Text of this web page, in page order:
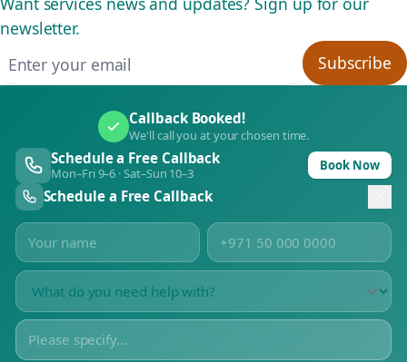
newsletter.
Subscribe
Callback Booked!
We'll call you at your chosen time.
Schedule a Free Callback
Mon–Fri 9–6 · Sat–Sun 10–3 Book Now
Schedule a Free Callback